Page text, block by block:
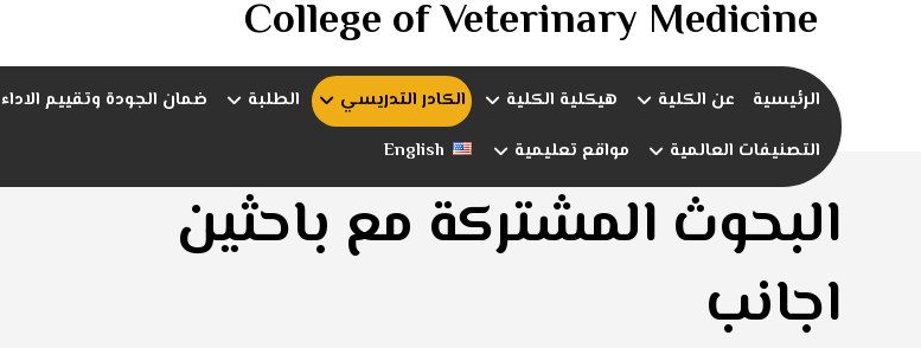
College of Veterinary Medicine
الرئيسية عن الكلية هيكلية الكلية الكادر التدريسي الطلبة ضمان الجودة وتقييم الاداء
التصنيفات العالمية
مواقع تعليمية English
البحوث المشتركة مع باحثين
اجانب